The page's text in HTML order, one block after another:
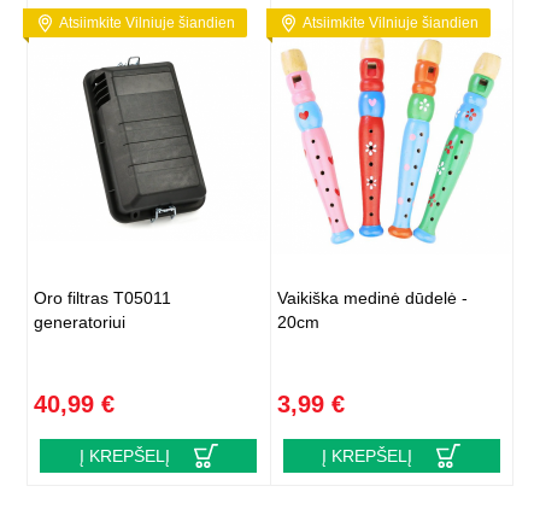
Atsiimkite Vilniuje šiandien
Oro filtras T05011
generatoriui
40,99 €
Į KREPŠELĮ
Atsiimkite Vilniuje šiandien
Vaikiška medinė dūdelė -
20cm
3,99 €
Į KREPŠELĮ